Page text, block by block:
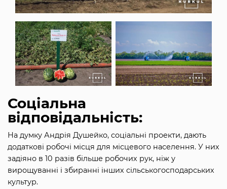
Соціальна
відповідальність:
На думку Андрія Душейко, соціальні проекти, дають
додаткові робочі місця для місцевого населення. У них
задіяно в 10 разів більше робочих рук, ніж у
вирощуванні і збиранні інших сільськогосподарських
культур.